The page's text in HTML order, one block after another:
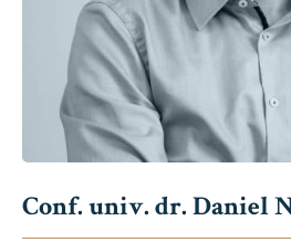
Conf. univ. dr. Daniel